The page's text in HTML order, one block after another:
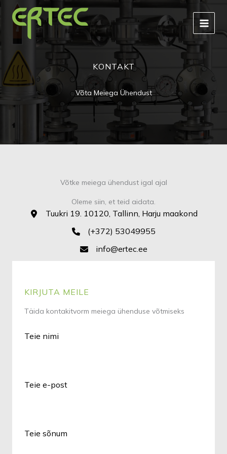
Skip
content
KONTAKT
Võta Meiega Ühendust
Võtke meiega ühendust igal ajal
Oleme siin, et teid aidata.
Tuukri 19. 10120, Tallinn, Harju maakond
(+372) 53049955
info@ertec.ee
KIRJUTA MEILE
Täida kontakitvorm meiega ühenduse võtmiseks
Teie nimi
Teie e-post
Teie sõnum